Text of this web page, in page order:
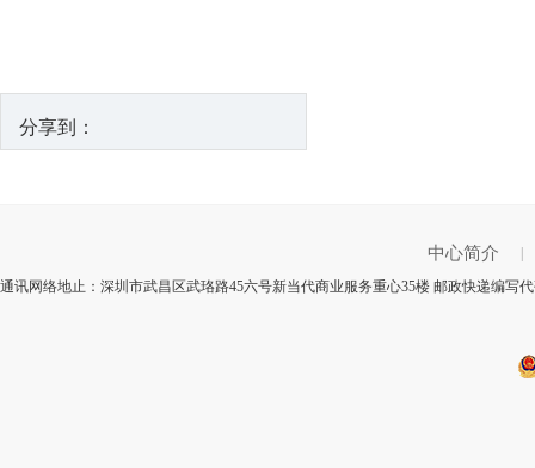
分享到：
中心简介
通讯网络地止：深圳市武昌区武珞路45六号新当代商业服务重心35楼 邮政快递编写